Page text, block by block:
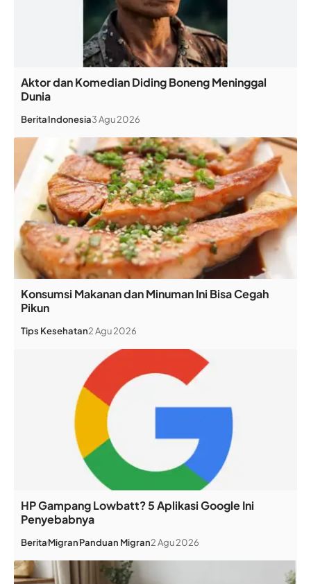
Aktor dan Komedian Diding Boneng Meninggal
Dunia
BeritaIndonesia3 Agu 2026
Konsumsi Makanan dan Minuman Ini Bisa Cegah
Pikun
Tips Kesehatan2 Agu 2026
HP Gampang Lowbatt? 5 Aplikasi Google Ini
Penyebabnya
BeritaMigranPanduan Migran2 Agu 2026